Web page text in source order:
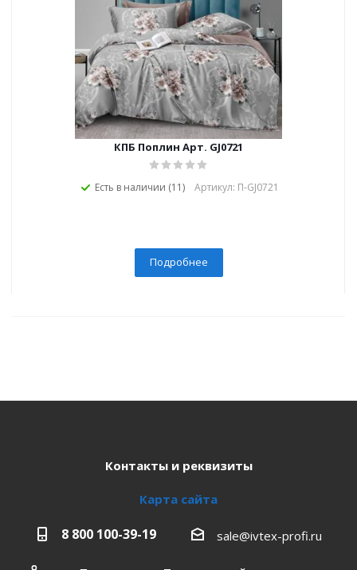
КПБ Поплин Арт. GJ0721
Есть в наличии (11) Артикул: П-GJ0721
Подробнее
Контакты и реквизиты
Карта сайта
8 800 100-39-19 sale@ivtex-profi.ru